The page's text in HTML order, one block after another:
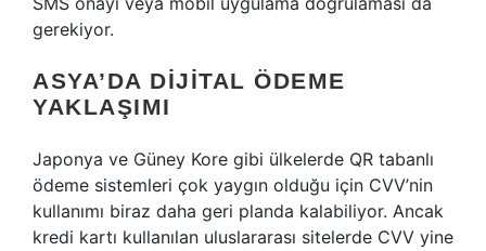
gerekiyor.
ASYA’DA DIJITAL ÖDEME
YAKLAŞIMI
Japonya ve Güney Kore gibi ülkelerde QR tabanlı
ödeme sistemleri çok yaygın olduğu için CVV’nin
kullanımı biraz daha geri planda kalabiliyor. Ancak
kredi kartı kullanılan uluslararası sitelerde CVV yine